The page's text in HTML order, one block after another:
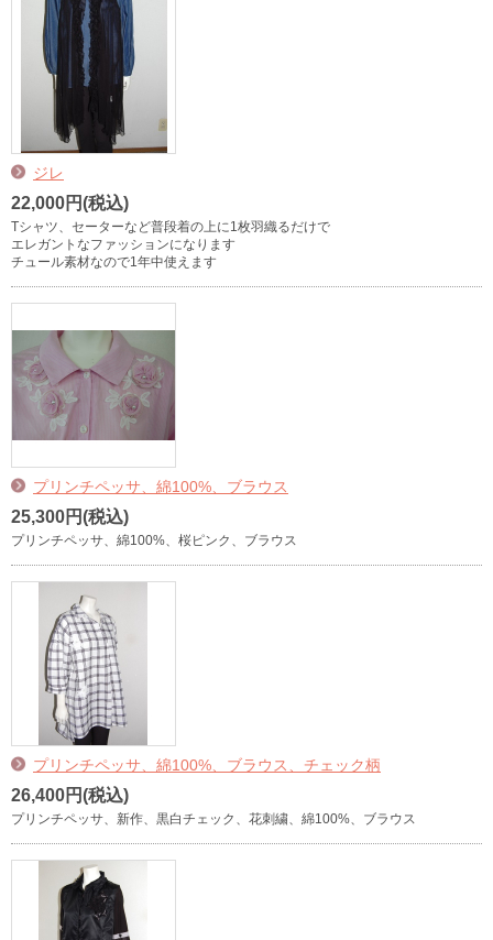
ジレ
22,000円(税込)
Tシャツ、セーターなど普段着の上に1枚羽織るだけで
エレガントなファッションになります
チュール素材なので1年中使えます
プリンチペッサ、綿100%、ブラウス
25,300円(税込)
プリンチペッサ、綿100%、桜ピンク、ブラウス
プリンチペッサ、綿100%、ブラウス、チェック柄
26,400円(税込)
プリンチペッサ、新作、黒白チェック、花刺繍、綿100%、ブラウス